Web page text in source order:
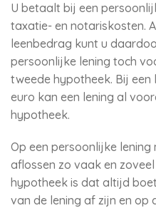
U betaalt bij een
taxatie- en notariskosten.
leenbedrag kunt u
persoonlijke lening toch
tweede hypotheek. Bij
euro kan een lening al
hypotheek.
Op een persoonlijke
aflossen zo vaak en
hypotheek is dat altijd
van de lening af zijn en op